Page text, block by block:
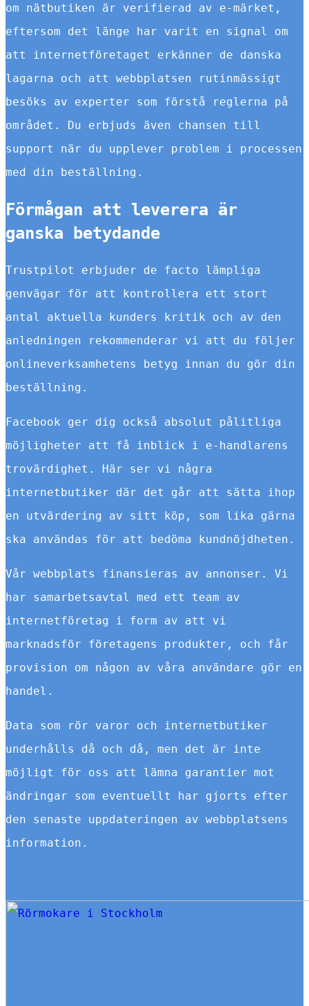
om nätbutiken är verifierad av e-märket,
eftersom det länge har varit en signal om
att internetföretaget erkänner de danska
lagarna och att webbplatsen rutinmässigt
besöks av experter som förstå reglerna på
området. Du erbjuds även chansen till
support när du upplever problem i processen
med din beställning.
Förmågan att leverera är
ganska betydande
Trustpilot erbjuder de facto lämpliga
genvägar för att kontrollera ett stort
antal aktuella kunders kritik och av den
anledningen rekommenderar vi att du följer
onlineverksamhetens betyg innan du gör din
beställning.
Facebook ger dig också absolut pålitliga
möjligheter att få inblick i e-handlarens
trovärdighet. Här ser vi några
internetbutiker där det går att sätta ihop
en utvärdering av sitt köp, som lika gärna
ska användas för att bedöma kundnöjdheten.
Vår webbplats finansieras av annonser. Vi
har samarbetsavtal med ett team av
internetföretag i form av att vi
marknadsför företagens produkter, och får
provision om någon av våra användare gör en
handel.
Data som rör varor och internetbutiker
underhålls då och då, men det är inte
möjligt för oss att lämna garantier mot
ändringar som eventuellt har gjorts efter
den senaste uppdateringen av webbplatsens
information.